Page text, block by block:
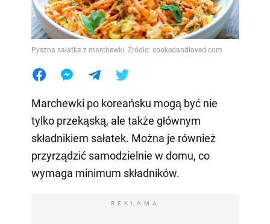
Pyszna sałatka z marchewki. Źródło: cookedandloved.com
Marchewki po koreańsku mogą być nie
tylko przekąską, ale także głównym
składnikiem sałatek. Można je również
przyrządzić samodzielnie w domu, co
wymaga minimum składników.
REKLAMA